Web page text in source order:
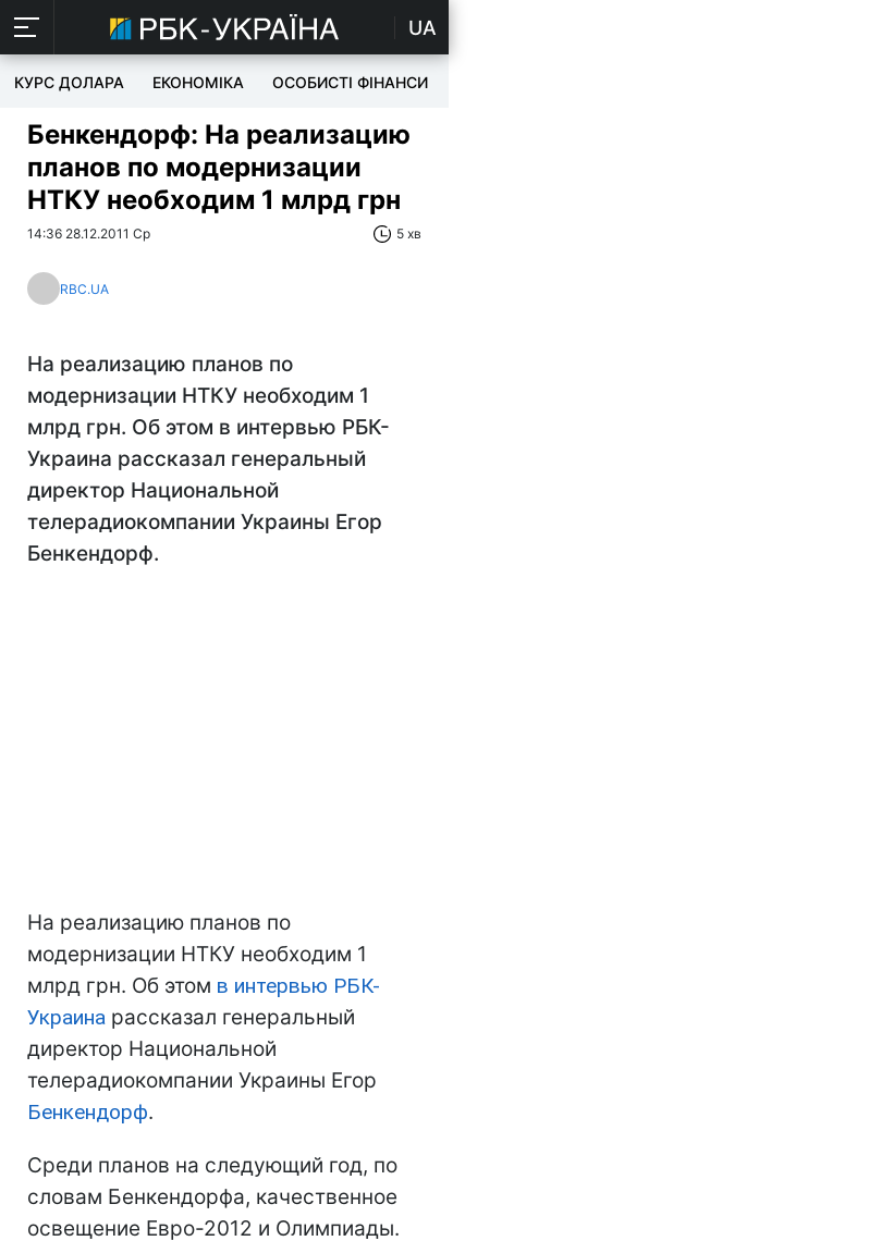
UA
КУРС ДОЛАРА ЕКОНОМІКА ОСОБИСТІ ФІНАНСИ
Бенкендорф: На реализацию
планов по модернизации
НТКУ необходим 1 млрд грн
14:36 28.12.2011 Ср 5 хв
RBC.UA
На реализацию планов по
модернизации НТКУ необходим 1
млрд грн. Об этом в интервью РБК-
Украина рассказал генеральный
директор Национальной
телерадиокомпании Украины Егор
Бенкендорф.
На реализацию планов по
модернизации НТКУ необходим 1
млрд грн. Об этом в интервью РБК-
Украина рассказал генеральный
директор Национальной
телерадиокомпании Украины Егор
Бенкендорф.
Среди планов на следующий год, по
словам Бенкендорфа, качественное
освещение Евро-2012 и Олимпиады.